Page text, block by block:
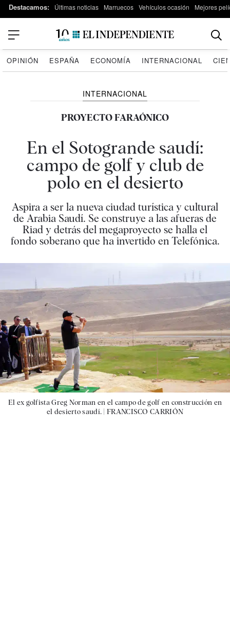
Destacamos: Últimas noticias Marruecos Vehículos ocasión Mejores
OPINIÓN ESPAÑA ECONOMÍA INTERNACIONAL
INTERNACIONAL
PROYECTO FARAÓNICO
En el Sotogrande saudí:
campo de golf y club de
polo en el desierto
Aspira a ser la nueva ciudad turística y cultural
de Arabia Saudí. Se construye a las afueras de
Riad y detrás del megaproyecto se halla el
fondo soberano que ha invertido en Telefónica.
El ex golfista Greg Norman en el campo de golf en construcción en
el desierto saudí. |FRANCISCO CARRIÓN